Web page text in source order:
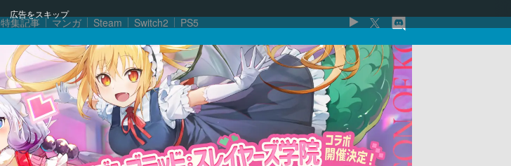
広告をスキップ
特集記事 マンガ Steam Switch2 PS5